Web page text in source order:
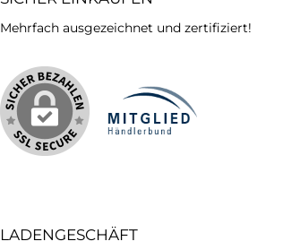
Mehrfach ausgezeichnet und zertifiziert!
LADENGESCHÄFT